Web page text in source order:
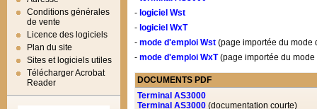
Conditions générales
de vente
Licence des logiciels
Plan du site
Sites et logiciels utiles
Télécharger Acrobat
Reader
- logiciel Wst
- logiciel WxT
- mode d'emploi Wst (page importée du mode
- mode d'emploi WxT(page importée du mode
DOCUMENTS PDF
Terminal AS3000
Terminal AS3000 (documentation courte)